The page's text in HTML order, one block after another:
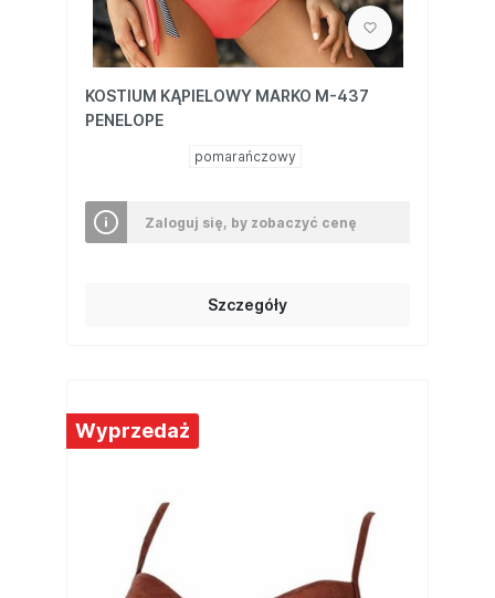
KOSTIUM KĄPIELOWY MARKO M-437
PENELOPE
pomarańczowy
Zaloguj się, by zobaczyć cenę
Szczegóły
Wyprzedaż